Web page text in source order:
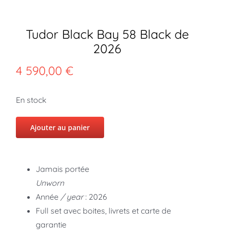
Tudor Black Bay 58 Black de
2026
4 590,00 €
En stock
Ajouter au panier
Jamais portée
Unworn
Année / year: 2026
Full set avec boites, livrets et carte de
garantie